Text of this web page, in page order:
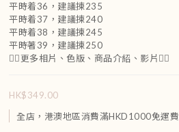
平時着36，建議揀235
平時着37，建議揀240
平時着38，建議揀245
平時著39，建議揀250
👇🏻更多相片、色版、商品介紹、影片👇🏻
HK$349.00
全店，港澳地區消費滿HKD1000免運費